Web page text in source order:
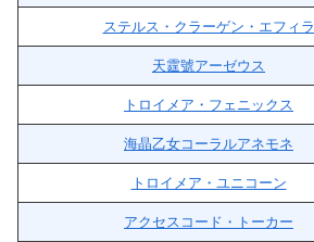
ステルス・クラーゲン・エフィラ
天霆號アーゼウス
トロイメア・フェニックス
海晶乙女コーラルアネモネ
トロイメア・ユニコーン
アクセスコード・トーカー